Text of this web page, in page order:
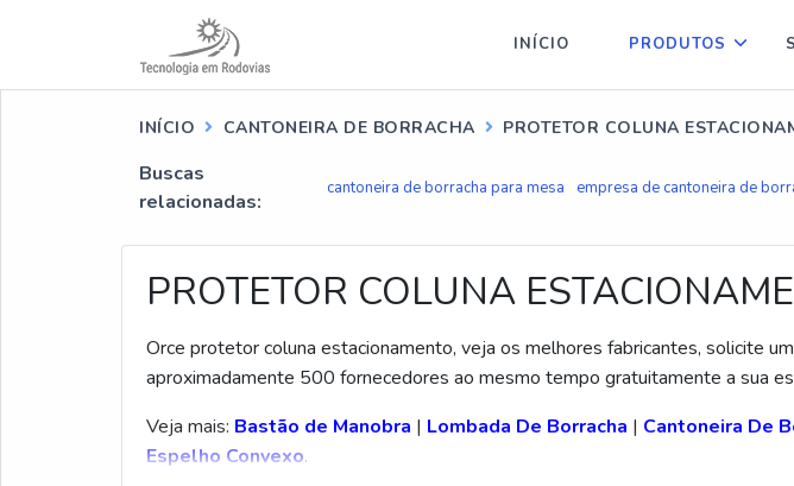
INÍCIO PRODUTOS
INÍCIO CANTONEIRA DE BORRACHA PROTETOR COLUNA
Buscas
relacionadas:
cantoneira de borracha para mesa empresa de cantoneira de
PROTETOR COLUNA
Orce protetor coluna estacionamento, veja os melhores fabricantes, solicite
aproximadamente 500 fornecedores ao mesmo tempo gratuitamente a sua
Veja mais: Bastão de Manobra | Lombada De Borracha | Cantoneira De
Espelho Convexo.